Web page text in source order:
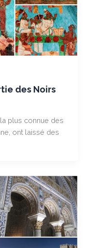
des Noirs
plus connue des
ont laissé des